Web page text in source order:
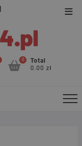
0
Total
0.00 zł